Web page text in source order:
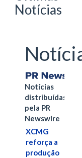
Notícias
Notícias
distribuídas
pela PR
Newswire
XCMG
reforça a
produção